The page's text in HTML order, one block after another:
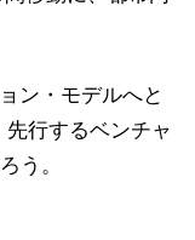
ン・モデルへと
行するベンチャ
う。